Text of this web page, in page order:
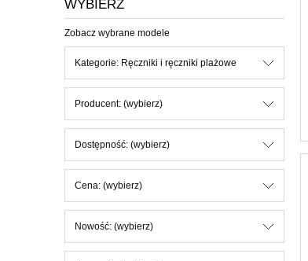
WYBIERZ
Zobacz wybrane modele
Kategorie: Ręczniki i ręczniki plażowe
Producent: (wybierz)
Dostępność: (wybierz)
Cena: (wybierz)
Nowość: (wybierz)